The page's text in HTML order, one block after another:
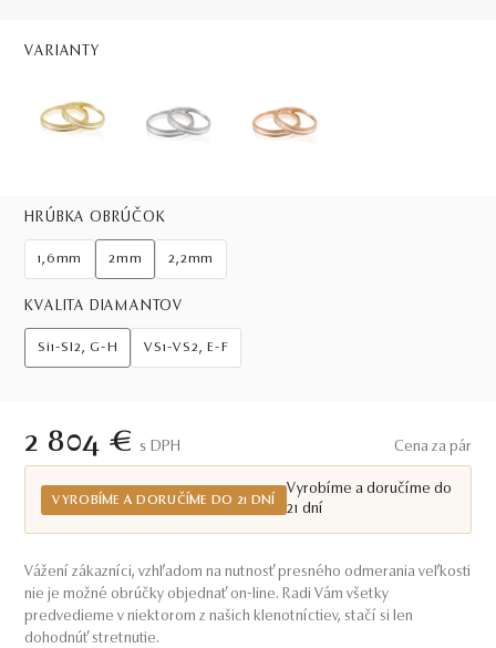
VARIANTY
HRÚBKA OBRÚČOK
1,6mm 2mm 2,2mm
KVALITA DIAMANTOV
Si1-SI2, G-H VS1-VS2, E-F
2 804 € S DPH Cena za pár
VYROBÍME A DORUČÍME DO 21 DNÍ
Vyrobíme a doručíme do
21 dní
Vážení zákazníci, vzhľadom na nutnosť presného odmerania veľkosti
nie je možné obrúčky objednať on-line. Radi Vám všetky
predvedieme v niektorom z našich klenotníctiev, stačí si len
dohodnúť stretnutie.